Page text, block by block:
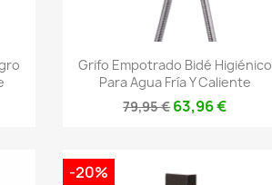
Vista rápida
Grifo Empotrado Bidé Higiénico
Para Agua Fría Y Caliente
79,95 €63,96 €
-20%